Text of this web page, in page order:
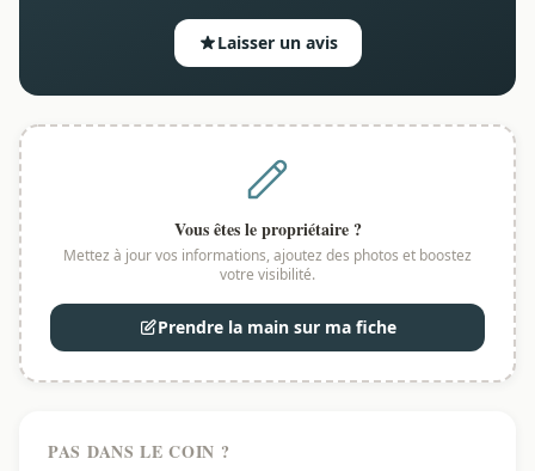
Laisser un avis
Vous êtes le propriétaire ?
Mettez à jour vos informations, ajoutez des photos et boostez
votre visibilité.
Prendre la main sur ma fiche
PAS DANS LE COIN ?